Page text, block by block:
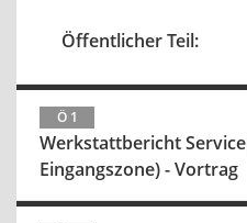
Öffentlicher Teil:
Ö 1
Werkstattbericht
Eingangszone) - Vortrag